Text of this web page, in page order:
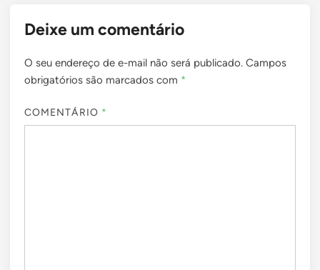
Deixe um comentário
O seu endereço de e-mail não será publicado. Campos
obrigatórios são marcados com *
COMENTÁRIO *